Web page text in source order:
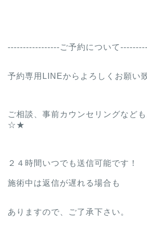
-----------------ご予約について
予約専用LINEからよろしくお願い
ご相談、事前カウンセリングなど
☆★
２４時間いつでも送信可能です！
施術中は返信が遅れる場合も
ありますので、ご了承下さい。